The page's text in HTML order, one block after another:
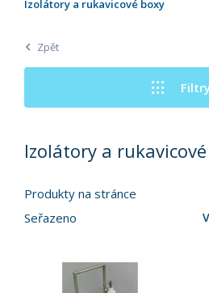
Izolátory a rukavicové boxy
Zpět
Izolátory a
Produkty na stránce
Seřazeno